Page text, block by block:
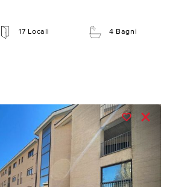
17 Locali 4 Bagni